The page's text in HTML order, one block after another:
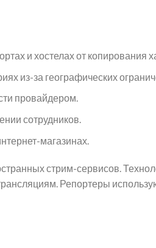
и хостелах от копирования
из-за географических
провайдером.
сотрудников.
магазинах.
стрим-сервисов.
Репортеры